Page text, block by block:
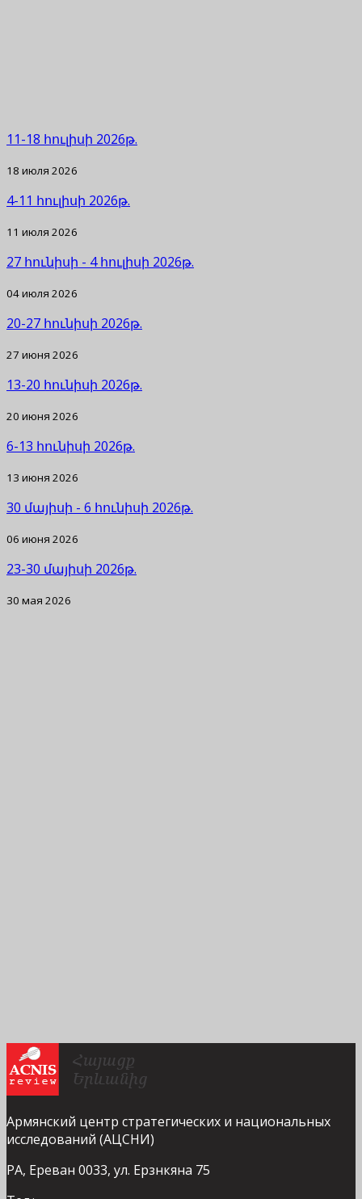
11-18 հուլիսի 2026թ.
18 июля 2026
4-11 հուլիսի 2026թ.
11 июля 2026
27 հունիսի - 4 հուլիսի 2026թ.
04 июля 2026
20-27 հունիսի 2026թ.
27 июня 2026
13-20 հունիսի 2026թ.
20 июня 2026
6-13 հունիսի 2026թ.
13 июня 2026
30 մայիսի - 6 հունիսի 2026թ.
06 июня 2026
23-30 մայիսի 2026թ.
30 мая 2026
Армянский центр стратегических и национальных
исследований (АЦСНИ)
РА, Ереван 0033, ул. Ерзнкяна 75